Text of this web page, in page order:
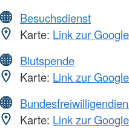
Besuchsdienst
Karte: Link zur
Blutspende
Karte: Link zur
Karte: Link zur